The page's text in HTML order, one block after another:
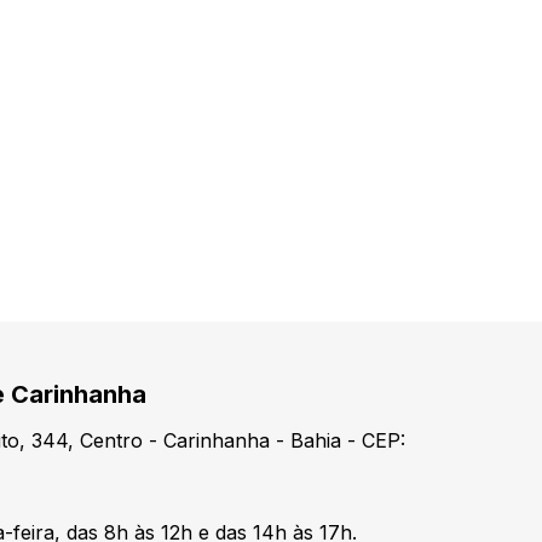
Carinhanha
344, Centro - Carinhanha - Bahia - CEP:
feira, das 8h às 12h e das 14h às 17h.